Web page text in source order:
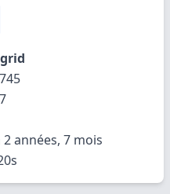
2 années, 7 mois